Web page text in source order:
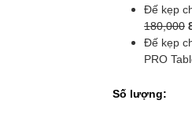
Đế kẹp
180,000
Đế kẹp
PRO
Số lượng: